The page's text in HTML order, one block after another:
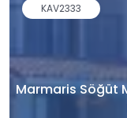
Marmaris Söğüt
KAV2333